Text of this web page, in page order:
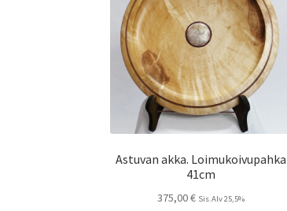
Astuvan akka. Loimukoivupahka
41cm
375,00€ Sis.Alv 25,5%